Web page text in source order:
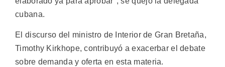
cubana.
El discurso del ministro de Interior de Gran Bretaña,
Timothy Kirkhope, contribuyó a exacerbar el debate
sobre demanda y oferta en esta materia.